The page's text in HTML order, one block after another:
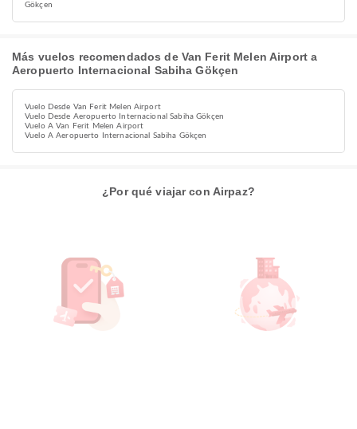
Gökçen
Más vuelos recomendados de Van Ferit Melen Airport a
Aeropuerto Internacional Sabiha Gökçen
Vuelo Desde Van Ferit Melen Airport
Vuelo Desde Aeropuerto Internacional Sabiha Gökçen
Vuelo A Van Ferit Melen Airport
Vuelo A Aeropuerto Internacional Sabiha Gökçen
¿Por qué viajar con Airpaz?